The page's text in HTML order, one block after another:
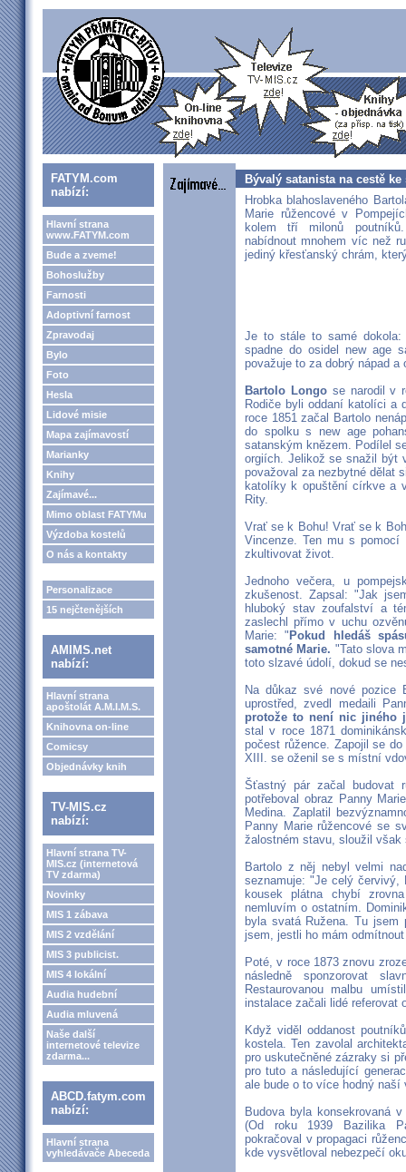
FATYM.com
nabízí:
Hlavní strana
www.FATYM.com
Bude a zveme!
Bohoslužby
Farnosti
Adoptivní farnost
Zpravodaj
Bylo
Foto
Hesla
Lidové misie
Mapa zajímavostí
Marianky
Knihy
Zajímavé...
Mimo oblast FATYMu
Výzdoba kostelů
O nás a kontakty
Personalizace
15 nejčtenějších
AMIMS.net
nabízí:
Hlavní strana
apoštolát A.M.I.M.S.
Knihovna on-line
Comicsy
Objednávky knih
TV-MIS.cz
nabízí:
Hlavní strana TV-
MIS.cz (internetová
TV zdarma)
Novinky
MIS 1 zábava
MIS 2 vzdělání
MIS 3 publicist.
MIS 4 lokální
Audia hudební
Audia mluvená
Naše další
internetové televize
zdarma...
ABCD.fatym.com
nabízí:
Hlavní strana
vyhledávače Abeceda
Bývalý satanista na cestě ke
Hrobka blahoslaveného
Marie růžencové v
kolem tří milonů
nabídnout mnohem víc než
jediný křesťanský chrám,
Je to stále to samé dokola:
spadne do osidel new age
považuje to za dobrý nápad
Bartolo Longo se narodil v
Rodiče byli oddaní katolíci a
roce 1851 začal Bartolo
do spolku s new age
satanským knězem. Podílel
orgiích. Jelikož se snažil být
považoval za nezbytné dělat
katolíky k opuštění církve a
Rity.
Vrať se k Bohu! Vrať se k
Vincenze. Ten mu s pomocí
zkultivovat život.
Jednoho večera, u
zkušenost. Zapsal: "Jak
hluboký stav zoufalství a
zaslechl přímo v uchu
Marie: " Pokud hledáš
samotné Marie. "Tato slova
toto slzavé údolí, dokud se
Na důkaz své nové pozice
uprostřed, zvedl medaili
protože to není nic jiného
stal v roce 1871
počest růžence. Zapojil se
XIII. se oženil se s místní
Šťastný pár začal budovat
potřeboval obraz Panny
Medina. Zaplatil
Panny Marie růžencové se
žalostném stavu, sloužil však
Bartolo z něj nebyl velmi
seznamuje: "Je celý červivý,
kousek plátna chybí
nemluvím o ostatním.
byla svatá Ružena. Tu jsem
jsem, jestli ho mám
Poté, v roce 1873 znovu
následně sponzorovat
Restaurovanou malbu
instalace začali lidé referovat
Když viděl oddanost
kostela. Ten zavolal
pro uskutečněné zázraky si
pro tuto a následující
ale bude o to více hodný naší
Budova byla konsekrovaná
(Od roku 1939 Bazilika
pokračoval v propagaci
kde vysvětloval nebezpečí